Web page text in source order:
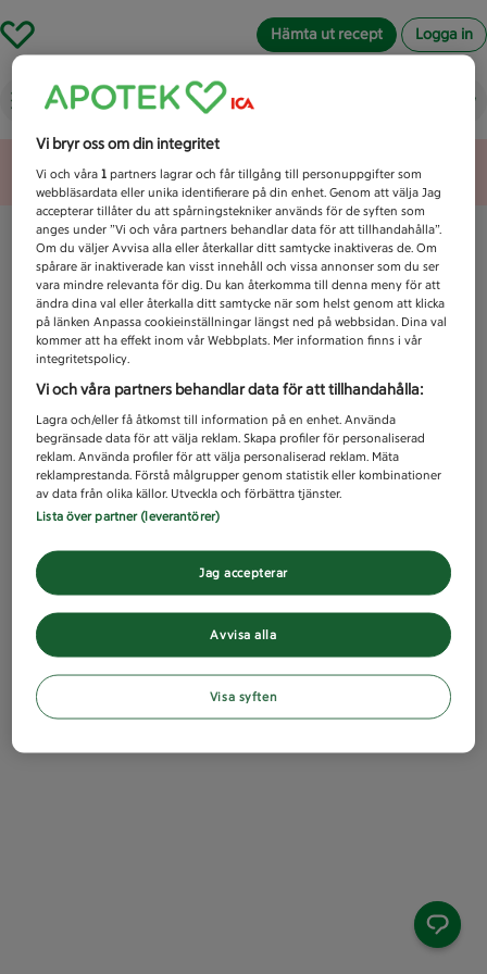
Hämta ut recept Logga in
Vad letar du efter idag?
Unknown error
Vi bryr oss om din integritet
Vi och våra1 partners lagrar och får tillgång till personuppgifter som
webbläsardata eller unika identifierare på din enhet. Genom att välja Jag
accepterar tillåter du att spårningstekniker används för de syften som
anges under ”Vi och våra partners behandlar data för att tillhandahålla”.
Om du väljer Avvisa alla eller återkallar ditt samtycke inaktiveras de. Om
spårare är inaktiverade kan visst innehåll och vissa annonser som du ser
vara mindre relevanta för dig. Du kan återkomma till denna meny för att
ändra dina val eller återkalla ditt samtycke när som helst genom att klicka
på länken Anpassa cookieinställningar längst ned på webbsidan. Dina val
kommer att ha effekt inom vår Webbplats. Mer information finns i vår
integritetspolicy.
Vi och våra partners behandlar data för att tillhandahålla:
Lagra och/eller få åtkomst till information på en enhet. Använda
begränsade data för att välja reklam. Skapa profiler för personaliserad
reklam. Använda profiler för att välja personaliserad reklam. Mäta
reklamprestanda. Förstå målgrupper genom statistik eller kombinationer
av data från olika källor. Utveckla och förbättra tjänster.
Lista över partner (leverantörer)
Avvisa alla
Jag accepterar
Visa syften